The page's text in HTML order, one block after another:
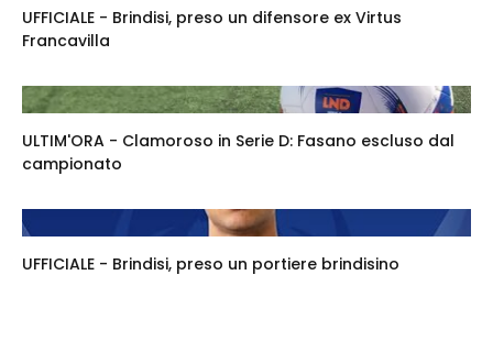
UFFICIALE - Brindisi, preso un difensore ex Virtus
Francavilla
ULTIM'ORA - Clamoroso in Serie D: Fasano escluso dal
campionato
UFFICIALE - Brindisi, preso un portiere brindisino